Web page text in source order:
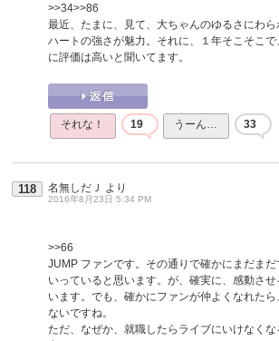
>>34>>86
最近、たまに、見て、大ちゃんのゆるさにわら
ハートの強さが魅力。それに、１年そこそこで
に評価は高いと聞いてます。
それな！ 19 うーん… 33
118 名無しだＪ より
2016年8月23日 5:34 PM
>>66
JUMP ファンです。その通りで確かにまだまだ
いっていると思います。が、確実に、感動さ
います。でも、確かにファンが仲よくなれた
ないですね。
ただ、なぜか、就職したらライブにいけなく